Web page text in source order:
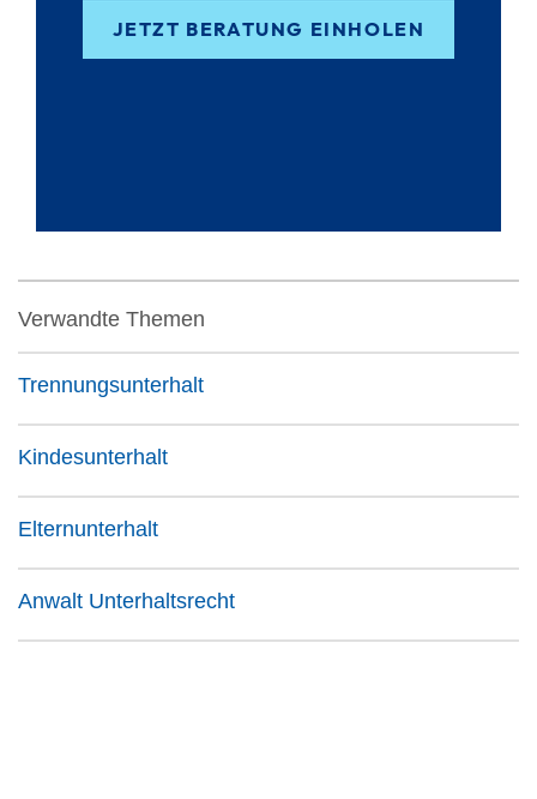
JETZT BERATUNG EINHOLEN
Verwandte Themen
Trennungsunterhalt
Kindesunterhalt
Elternunterhalt
Anwalt Unterhaltsrecht